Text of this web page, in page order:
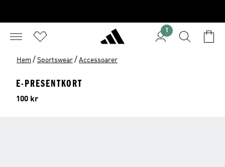
1
Hem / Sportswear / Accessoarer
E-PRESENTKORT
Pris
100 kr